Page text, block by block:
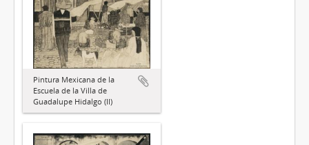
Pintura Mexicana de la
Escuela de la Villa de
Guadalupe Hidalgo (II)